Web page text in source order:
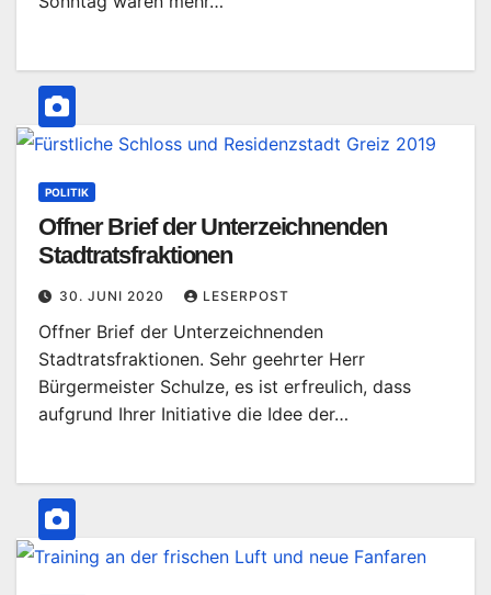
POLITIK
Offner Brief der Unterzeichnenden
Stadtratsfraktionen
30. JUNI 2020 LESERPOST
Offner Brief der Unterzeichnenden
Stadtratsfraktionen. Sehr geehrter Herr
Bürgermeister Schulze, es ist erfreulich, dass
aufgrund Ihrer Initiative die Idee der…